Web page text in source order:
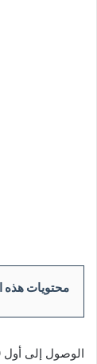
محتويات هذه